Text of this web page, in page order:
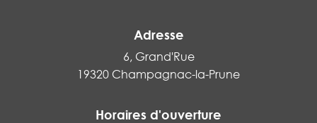
Adresse
6, Grand'Rue
19320 Champagnac-la-Prune
Horaires d'ouverture